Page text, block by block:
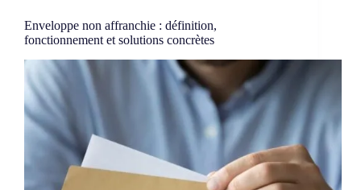
Enveloppe non affranchie : définition,
fonctionnement et solutions concrètes